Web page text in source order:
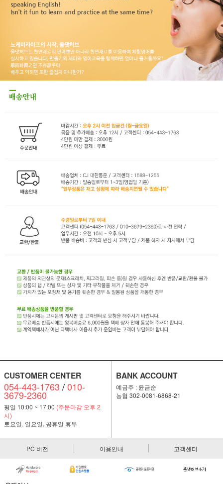
CUSTOMER CENTER
054-443-1763 /010-
3679-2360
평일 10:00 ~ 17:00 (주문마감 오후 2
시)
토요일, 일요일, 공휴일 휴무
BANK ACCOUNT
예금주 : 윤금순
농협 302-0081-6868-21
PC 버전 이용안내 고객센터